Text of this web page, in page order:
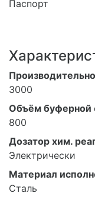
Паспорт
3000
Объём буферной
800
Дозатор хим.
Электрически
Материал
Сталь